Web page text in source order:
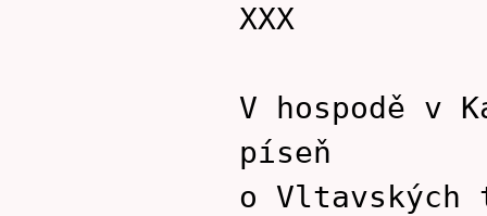
XXX
V hospodě v
píseň
o Vltavských